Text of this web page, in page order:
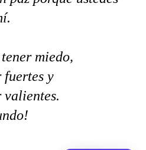
miedo,
fuertes y
valientes.